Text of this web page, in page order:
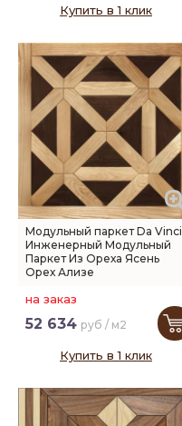
Купить в 1 клик
Модульный паркет Da Vinci
Инженерный Модульный
Паркет Из Ореха Ясень
Орех Ализе
на заказ
52 634 руб / м2
Купить в 1 клик